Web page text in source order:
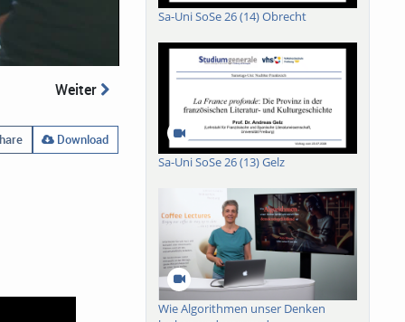
Weiter
Download
Sa-Uni SoSe 26 (14) Obrecht
Sa-Uni SoSe 26 (13) Gelz
Wie Algorithmen unser Denken